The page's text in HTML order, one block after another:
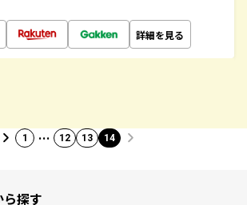
詳細を見る
1 … 12 13 14
探す